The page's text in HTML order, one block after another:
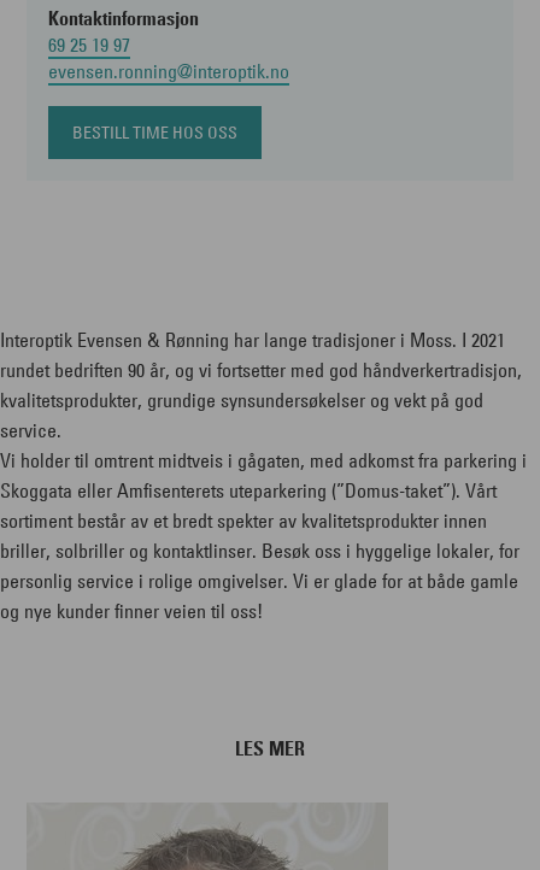
Kontaktinformasjon
69 25 19 97
evensen.ronning@interoptik.no
BESTILL TIME HOS OSS
Interoptik Evensen & Rønning har lange tradisjoner i Moss. I 2021
rundet bedriften 90 år, og vi fortsetter med god håndverkertradisjon,
kvalitetsprodukter, grundige synsundersøkelser og vekt på god
service.
Vi holder til omtrent midtveis i gågaten, med adkomst fra parkering i
Skoggata eller Amfisenterets uteparkering (”Domus-taket”). Vårt
sortiment består av et bredt spekter av kvalitetsprodukter innen
briller, solbriller og kontaktlinser. Besøk oss i hyggelige lokaler, for
personlig service i rolige omgivelser. Vi er glade for at både gamle
og nye kunder finner veien til oss!
LES MER